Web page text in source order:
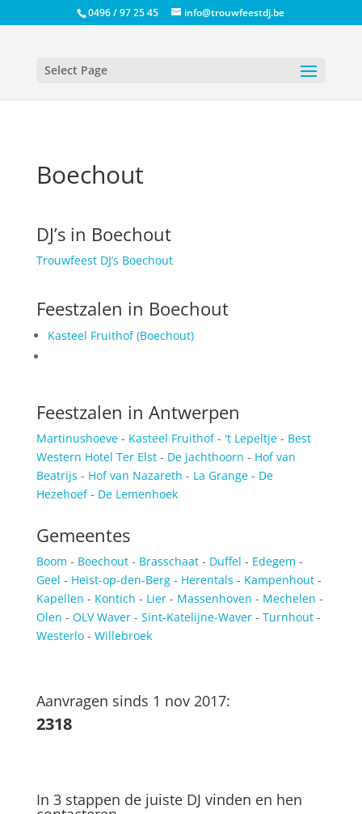
0496 / 97 25 45 info@trouwfeestdj.be
Select Page
Boechout
DJ’s in Boechout
Trouwfeest DJ’s Boechout
Feestzalen in Boechout
Kasteel Fruithof (Boechout)
Feestzalen in Antwerpen
Martinushoeve- Kasteel Fruithof- 't Lepeltje- Best
Western Hotel Ter Elst- De Jachthoorn - Hof van
Beatrijs - Hof van Nazareth - La Grange- De
Hezehoef- De Lemenhoek
Gemeentes
Boom - Boechout- Brasschaat- Duffel - Edegem -
Geel - Heist-op-den-Berg- Herentals - Kampenhout-
Kapellen - Kontich - Lier- Massenhoven - Mechelen -
Olen - OLV Waver- Sint-Katelijne-Waver- Turnhout-
Westerlo - Willebroek
Aanvragen sinds 1 nov 2017:
2318
In 3 stappen de juiste DJ vinden en hen